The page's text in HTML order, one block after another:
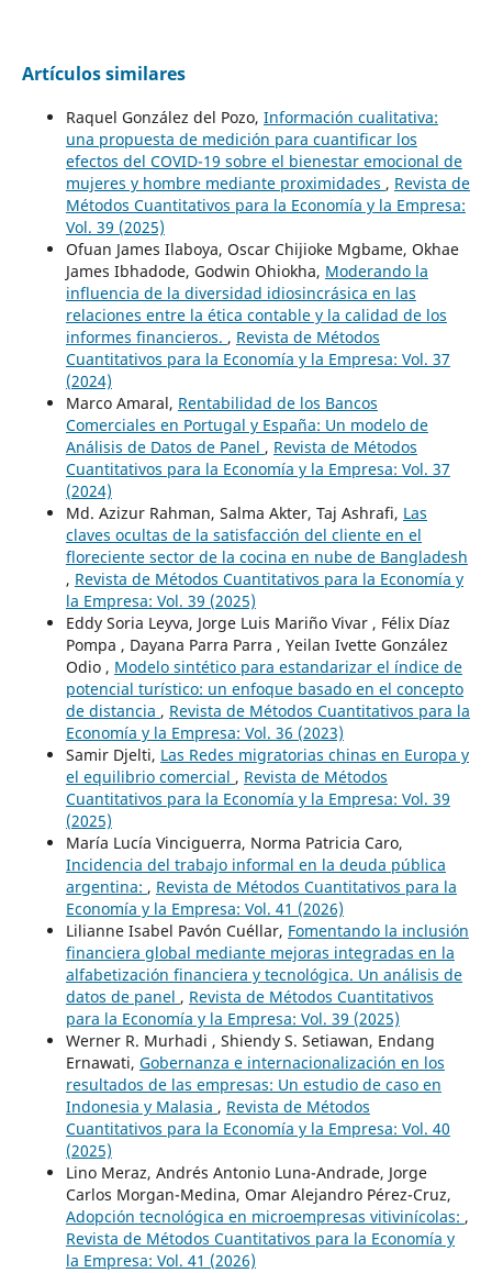
Artículos similares
Raquel González del Pozo, Información cualitativa:
una propuesta de medición para cuantificar los
efectos del COVID-19 sobre el bienestar emocional de
mujeres y hombre mediante proximidades , Revista de
Métodos Cuantitativos para la Economía y la Empresa:
Vol. 39 (2025)
Ofuan James Ilaboya, Oscar Chijioke Mgbame, Okhae
James Ibhadode, Godwin Ohiokha, Moderando la
influencia de la diversidad idiosincrásica en las
relaciones entre la ética contable y la calidad de los
informes financieros. , Revista de Métodos
Cuantitativos para la Economía y la Empresa: Vol. 37
(2024)
Marco Amaral, Rentabilidad de los Bancos
Comerciales en Portugal y España: Un modelo de
Análisis de Datos de Panel , Revista de Métodos
Cuantitativos para la Economía y la Empresa: Vol. 37
(2024)
Md. Azizur Rahman, Salma Akter, Taj Ashrafi, Las
claves ocultas de la satisfacción del cliente en el
floreciente sector de la cocina en nube de Bangladesh
, Revista de Métodos Cuantitativos para la Economía y
la Empresa: Vol. 39 (2025)
Eddy Soria Leyva, Jorge Luis Mariño Vivar , Félix Díaz
Pompa , Dayana Parra Parra , Yeilan Ivette González
Odio , Modelo sintético para estandarizar el índice de
potencial turístico: un enfoque basado en el concepto
de distancia , Revista de Métodos Cuantitativos para la
Economía y la Empresa: Vol. 36 (2023)
Samir Djelti, Las Redes migratorias chinas en Europa y
el equilibrio comercial , Revista de Métodos
Cuantitativos para la Economía y la Empresa: Vol. 39
(2025)
María Lucía Vinciguerra, Norma Patricia Caro,
Incidencia del trabajo informal en la deuda pública
argentina: , Revista de Métodos Cuantitativos para la
Economía y la Empresa: Vol. 41 (2026)
Lilianne Isabel Pavón Cuéllar, Fomentando la inclusión
financiera global mediante mejoras integradas en la
alfabetización financiera y tecnológica. Un análisis de
datos de panel , Revista de Métodos Cuantitativos
para la Economía y la Empresa: Vol. 39 (2025)
Werner R. Murhadi , Shiendy S. Setiawan, Endang
Ernawati, Gobernanza e internacionalización en los
resultados de las empresas: Un estudio de caso en
Indonesia y Malasia , Revista de Métodos
Cuantitativos para la Economía y la Empresa: Vol. 40
(2025)
Lino Meraz, Andrés Antonio Luna-Andrade, Jorge
Carlos Morgan-Medina, Omar Alejandro Pérez-Cruz,
Adopción tecnológica en microempresas vitivinícolas: ,
Revista de Métodos Cuantitativos para la Economía y
la Empresa: Vol. 41 (2026)